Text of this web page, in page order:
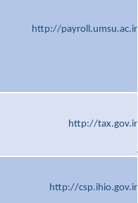
http://payroll.umsu.ac.ir
http://tax.gov.ir
http://csp.ihio.gov.ir